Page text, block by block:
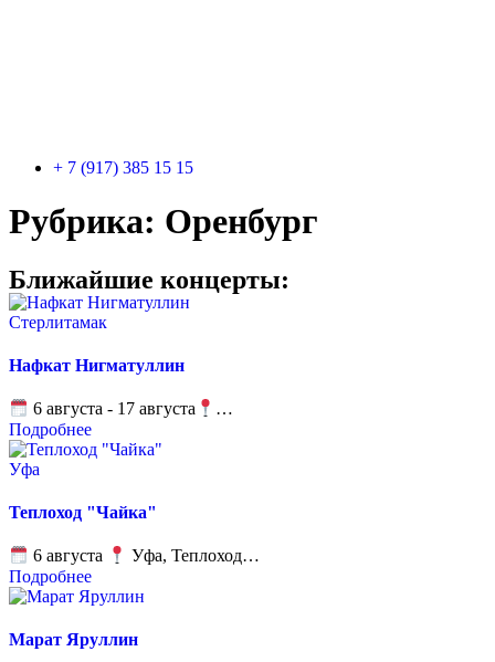
+ 7 (917) 385 15 15
Рубрика: Оренбург
Ближайшие концерты:
Стерлитамак
Нафкат Нигматуллин
6 августа - 17 августа
…
Подробнее
Уфа
Теплоход "Чайка"
6 августа
Уфа, Теплоход…
Подробнее
Марат Яруллин